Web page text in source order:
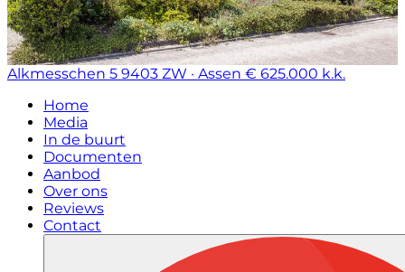
Alkmesschen 5 9403 ZW · Assen € 625.000 k.k.
Home
Media
In de buurt
Documenten
Aanbod
Over ons
Reviews
Contact